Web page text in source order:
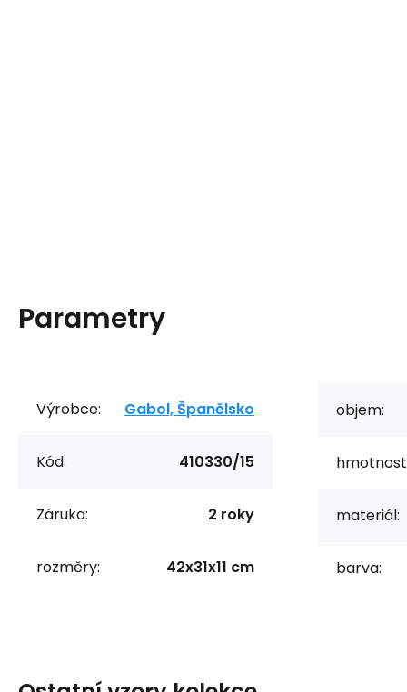
Parametry
Výrobce: Gabol, Španělsko
Kód: 410330/15
Záruka: 2 roky
rozměry: 42x31x11 cm
objem:
materiál:
barva: